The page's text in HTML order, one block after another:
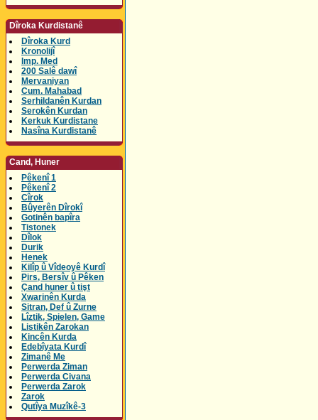
Dîroka Kurdistanê
Dîroka Kurd
Kronolijî
Imp. Med
200 Salê dawî
Mervaniyan
Cum. Mahabad
Serhildanên Kurdan
Serokên Kurdan
Kerkuk Kurdistane
Nasîna Kurdistanê
Cand, Huner
Pêkenî 1
Pêkenî 2
Cîrok
Bûyerên Dîrokî
Gotinên bapîra
Tistonek
Dîlok
Durik
Henek
Kilîp û Vîdeoyê Kurdî
Pirs, Bersîv û Pêken
Çand huner û tişt
Xwarinên Kurda
Sitran, Def û Zurne
Lîztik, Spielen, Game
Listikên Zarokan
Kincên Kurda
Edebîyata Kurdî
Zimanê Me
Perwerda Ziman
Perwerda Civana
Perwerda Zarok
Zarok
Qutîya Muzîkê-3